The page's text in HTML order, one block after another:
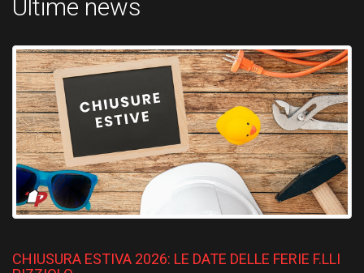
Ultime news
CHIUSURA ESTIVA 2026: LE DATE DELLE FERIE F.LLI